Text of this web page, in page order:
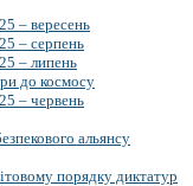
– вересень
– серпень
– липень
до космосу
– червень
альянсу
порядку диктатур